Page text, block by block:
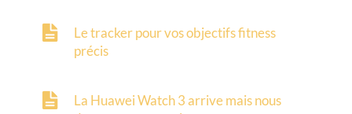
Le tracker pour vos objectifs fitness
précis
La Huawei Watch 3 arrive mais nous